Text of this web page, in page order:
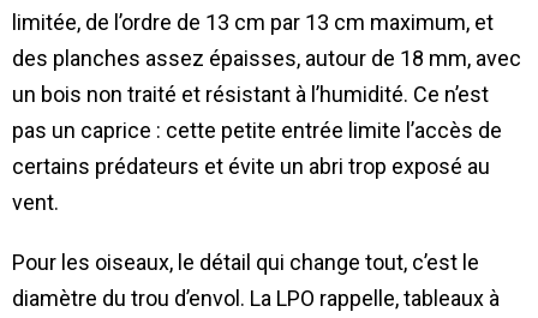
limitée, de l’ordre de 13 cm par 13 cm maximum, et
des planches assez épaisses, autour de 18 mm, avec
un bois non traité et résistant à l’humidité. Ce n’est
pas un caprice : cette petite entrée limite l’accès de
certains prédateurs et évite un abri trop exposé au
vent.
Pour les oiseaux, le détail qui change tout, c’est le
diamètre du trou d’envol. La LPO rappelle, tableaux à